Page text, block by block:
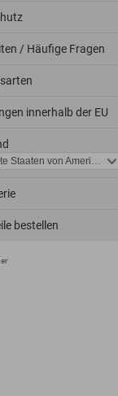
/ Häufige Fragen
innerhalb der EU
bestellen